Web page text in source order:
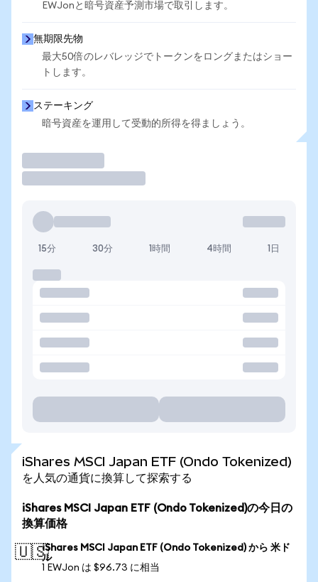
EWJonと暗号資産予測市場で取引します。
無期限先物
最大50倍のレバレッジでトークンをロングまたはショー
トします。
ステーキング
暗号資産を運用して受動的所得を得ましょう。
15分 30分 1時間 4時間 1日
iShares MSCI Japan ETF (Ondo Tokenized)
を人気の通貨に換算して探索する
iShares MSCI Japan ETF (Ondo Tokenized)の今日の
換算価格
🇺🇸iShares MSCI Japan ETF (Ondo Tokenized) から 米ド
ル
1 EWJon は $96.73 に相当